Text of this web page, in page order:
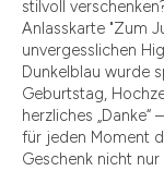
stilvoll
Anlasskarte "Zum
unvergesslichen
Dunkelblau wurde
Geburtstag,
herzliches
für jeden Moment
Geschenk nicht